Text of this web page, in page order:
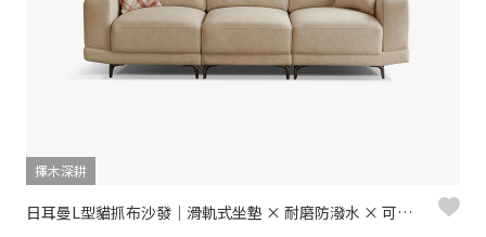
擇木深耕
日耳曼L型貓抓布沙發｜滑軌式坐墊 × 耐磨防潑水 × 可調頭靠枕 – 擇木深耕